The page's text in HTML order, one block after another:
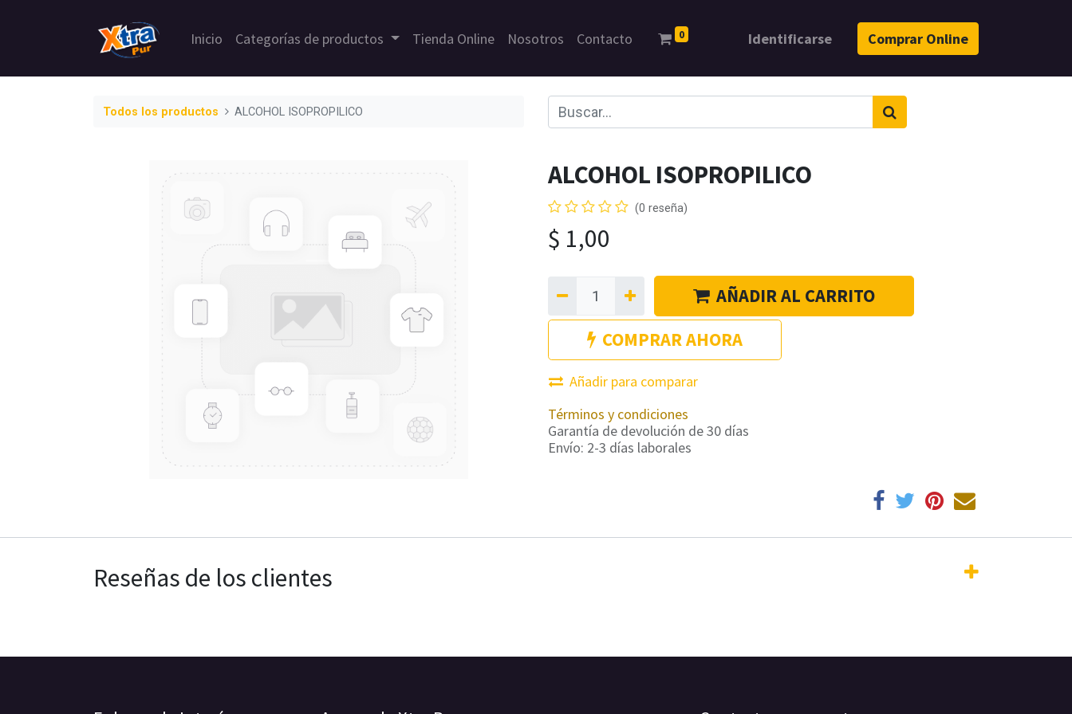
Inicio Categorías de productos Tienda Online Nosotros Contacto 0 Identificarse Comprar Online
Todos los productos ALCOHOL ISOPROPILICO
ALCOHOL ISOPROPILICO
(0 reseña)
$ 1,00
AÑADIR AL CARRITO
COMPRAR AHORA
Añadir para comparar
Términos y condiciones
Garantía de devolución de 30 días
Envío: 2-3 días laborales
Reseñas de los clientes